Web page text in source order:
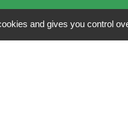
and gives you control